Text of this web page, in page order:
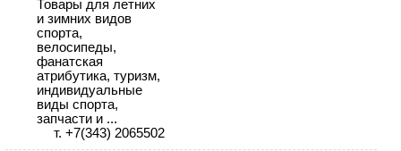
Товары для летних
и зимних видов
спорта,
велосипеды,
фанатская
атрибутика, туризм,
индивидуальные
виды спорта,
запчасти и ...
т. +7(343) 2065502